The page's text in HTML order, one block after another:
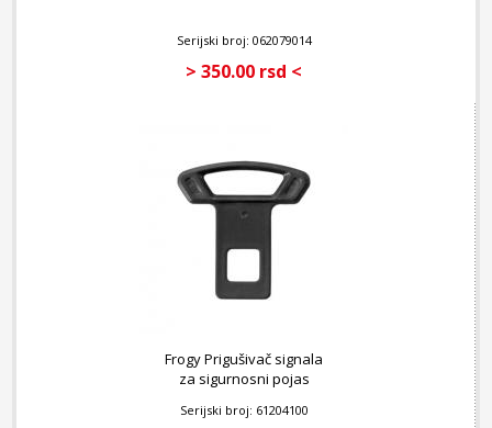
Serijski broj: 062079014
> 350.00 rsd <
Frogy Prigušivač signala
za sigurnosni pojas
Serijski broj: 61204100